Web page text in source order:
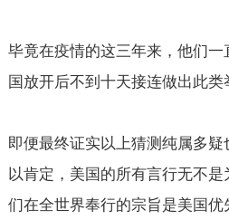
毕竟在疫情的这三年来，他们
国放开后不到十天接连做出此类
即便最终证实以上猜测纯属多
以肯定，美国的所有言行无不
们在全世界奉行的宗旨是美国优